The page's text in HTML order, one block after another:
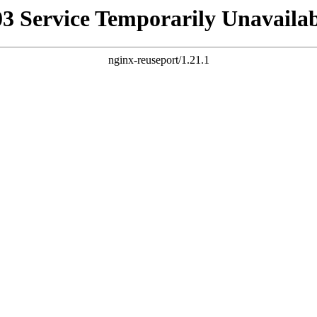
Service Temporarily
nginx-reuseport/1.21.1